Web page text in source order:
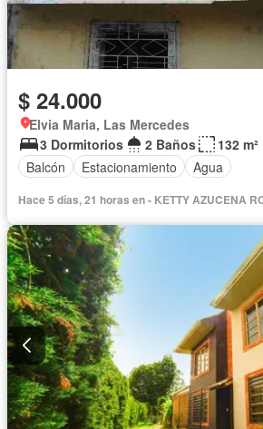
$ 24.000
Elvia Maria, Las Mercedes
3 Dormitorios
2 Baños
132 m²
Balcón
Estacionamiento Agua
Hace 5 días, 21 horas en - KETTY AZUCENA